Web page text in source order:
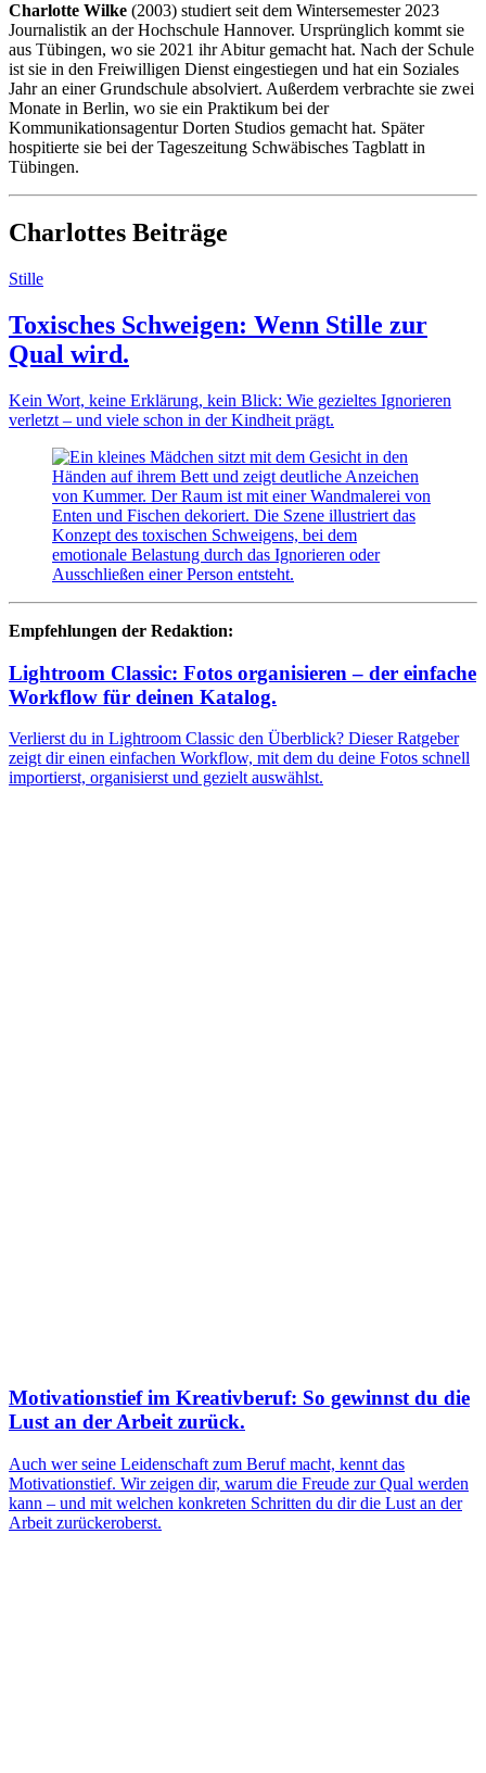
Charlotte Wilke (2003) studiert seit dem Wintersemester 2023
Journalistik an der Hochschule Hannover. Ursprünglich kommt sie
aus Tübingen, wo sie 2021 ihr Abitur gemacht hat. Nach der Schule
ist sie in den Freiwilligen Dienst eingestiegen und hat ein Soziales
Jahr an einer Grundschule absolviert. Außerdem verbrachte sie zwei
Monate in Berlin, wo sie ein Praktikum bei der
Kommunikationsagentur Dorten Studios gemacht hat. Später
hospitierte sie bei der Tageszeitung Schwäbisches Tagblatt in
Tübingen.
Charlottes Beiträge
Stille
Toxisches Schweigen: Wenn Stille zur
Qual wird.
Kein Wort, keine Erklärung, kein Blick: Wie gezieltes Ignorieren
verletzt – und viele schon in der Kindheit prägt.
Empfehlungen der Redaktion:
Lightroom Classic: Fotos organisieren – der einfache
Workflow für deinen Katalog.
Verlierst du in Lightroom Classic den Überblick? Dieser Ratgeber
zeigt dir einen einfachen Workflow, mit dem du deine Fotos schnell
importierst, organisierst und gezielt auswählst.
Motivationstief im Kreativberuf: So gewinnst du die
Lust an der Arbeit zurück.
Auch wer seine Leidenschaft zum Beruf macht, kennt das
Motivationstief. Wir zeigen dir, warum die Freude zur Qual werden
kann – und mit welchen konkreten Schritten du dir die Lust an der
Arbeit zurückeroberst.